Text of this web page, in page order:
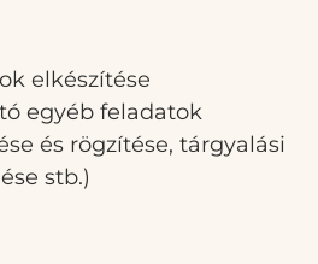
elkészítése
egyéb feladatok
és rögzítése, tárgyalási
stb.)